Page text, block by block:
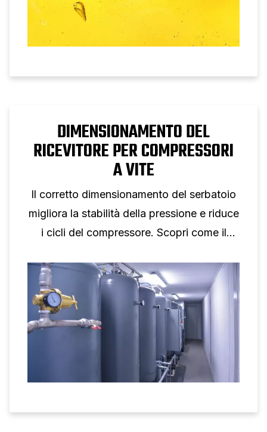
DIMENSIONAMENTO DEL
RICEVITORE PER COMPRESSORI
A VITE
Il corretto dimensionamento del serbatoio
migliora la stabilità della pressione e riduce
i cicli del compressore. Scopri come il
prestazioni del compressore a vite.